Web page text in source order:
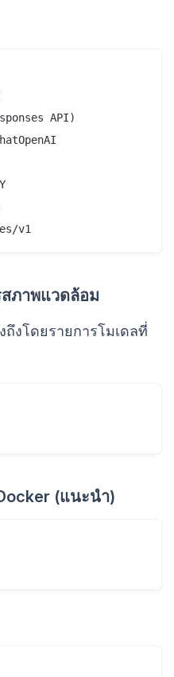
API)
v1
ภาพแวดล้อม
งโดยรายการโมเดลที่
(แนะนำ)